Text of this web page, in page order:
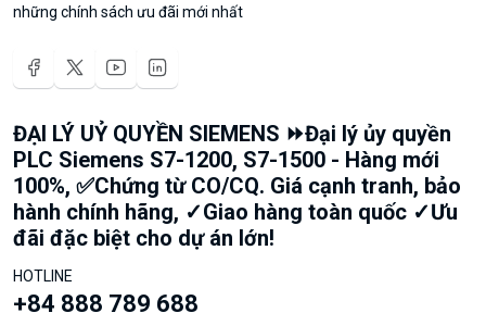
những chính sách ưu đãi mới nhất
ĐẠI LÝ UỶ QUYỀN SIEMENS ⏩Đại lý ủy quyền
PLC Siemens S7-1200, S7-1500 - Hàng mới
100%, ✅Chứng từ CO/CQ. Giá cạnh tranh, bảo
hành chính hãng, ✓Giao hàng toàn quốc ✓Ưu
đãi đặc biệt cho dự án lớn!
HOTLINE
+84 888 789 688